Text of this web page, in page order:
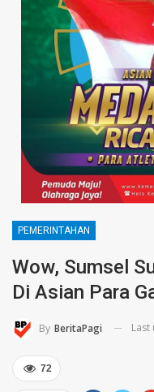
PEMERINTAHAN
Wow, Sumsel
Di Asian Para
By BeritaPagi Last
72